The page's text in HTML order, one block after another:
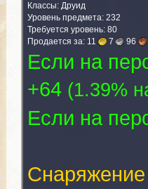
Классы: Друид
Уровень предмета: 232
Требуется уровень: 80
Продается за: 11 7 96
Если на
+64 (1.39%
Если на
Снаряжение